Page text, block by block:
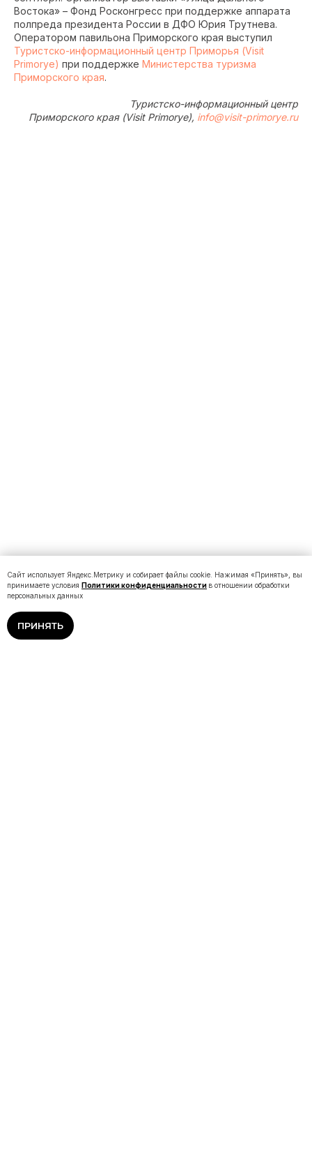
Востока» – Фонд Росконгресс при поддержке аппарата
полпреда президента России в ДФО Юрия Трутнева.
Оператором павильона Приморского края выступил
Туристско-информационный центр Приморья (Visit
Primorye) при поддержке Министерства туризма
Приморского края.
Туристско-информационный центр
Приморского края (Visit Primorye), info@visit-primorye.ru
Сайт использует Яндекс.Метрику и собирает файлы cookie. Нажимая «Принять», вы
принимаете условия Политики конфиденциальности в отношении обработки
персональных данных
ПРИНЯТЬ